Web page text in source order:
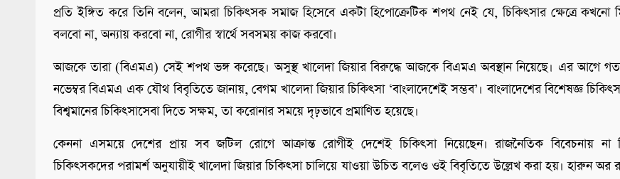
প্রতি ইঙ্গিত করে তিনি বলেন, আমরা চিকিৎসক সমাজ হিসেবে একটা হিপোক্রেটিক শপথ নেই যে, চিকিৎসার ক্ষেত্রে কখনো
বলবো না, অন্যায় করবো না, রোগীর স্বার্থে সবসময় কাজ করবো।
আজকে তারা (বিএমএ) সেই শপথ ভঙ্গ করেছে। অসুস্থ খালেদা জিয়ার বিরুদ্ধে আজকে বিএমএ অবস্থান নিয়েছে। এর আগে
নভেম্বর বিএমএ এক যৌথ বিবৃতিতে জানায়, বেগম খালেদা জিয়ার চিকিৎসা ‘বাংলাদেশেই সম্ভব’। বাংলাদেশের বিশেষজ্ঞ
বিশ্বমানের চিকিৎসাসেবা দিতে সক্ষম, তা করোনার সময়ে দৃঢ়ভাবে প্রমাণিত হয়েছে।
কেননা এসময়ে দেশের প্রায় সব জটিল রোগে আক্রান্ত রোগীই দেশেই চিকিৎসা নিয়েছেন। রাজনৈতিক বিবেচনায় না
চিকিৎসকদের পরামর্শ অনুযায়ীই খালেদা জিয়ার চিকিৎসা চালিয়ে যাওয়া উচিত বলেও ওই বিবৃতিতে উল্লেখ করা হয়। হারুন অর